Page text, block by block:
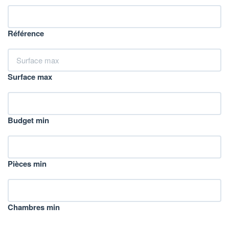
Référence
Surface max
Budget min
Pièces min
Chambres min